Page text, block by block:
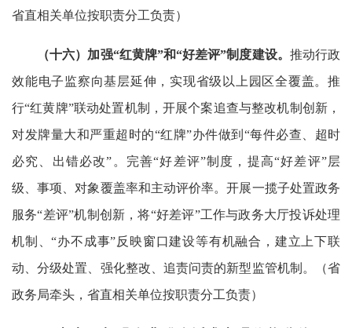
省直相关单位按职责分工负责）
（十六）加强“红黄牌”和“好差评”制度建设。 推动行政
效能电子监察向基层延伸，实现省级以上园区全覆盖。推
行“红黄牌”联动处置机制，开展个案追查与整改机制创新，
对发牌量大和严重超时的“红牌”办件做到“每件必查、超时
必究、出错必改”。完善“好差评”制度，提高“好差评”层
级、事项、对象覆盖率和主动评价率。开展一揽子处置政务
服务“差评”机制创新，将“好差评”工作与政务大厅投诉处理
机制、“办不成事”反映窗口建设等有机融合，建立上下联
动、分级处置、强化整改、追责问责的新型监管机制。（省
政务局牵头，省直相关单位按职责分工负责）